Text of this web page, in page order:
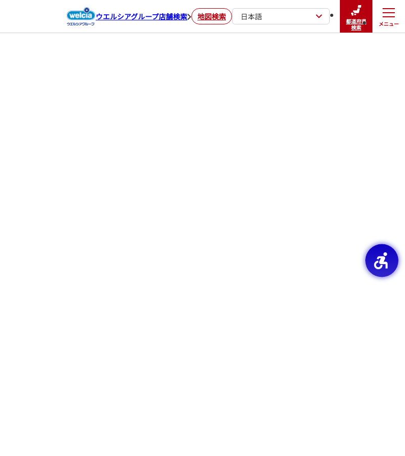
ウエルシアグループ店舗検索 地図検索 日本語
都道府県
検索
メニュー
閉じる